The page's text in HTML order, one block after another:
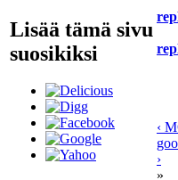
Lisää tämä sivu
suosikiksi
‹
›
»